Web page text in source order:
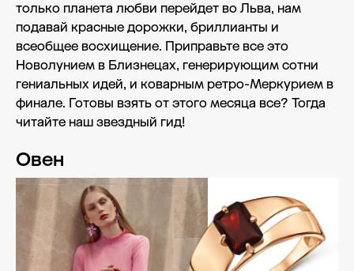
только планета любви перейдет во Льва, нам
подавай красные дорожки, бриллианты и
всеобщее восхищение. Приправьте все это
Новолунием в Близнецах, генерирующим сотни
гениальных идей, и коварным ретро-Меркурием в
финале. Готовы взять от этого месяца все? Тогда
читайте наш звездный гид!
Овен